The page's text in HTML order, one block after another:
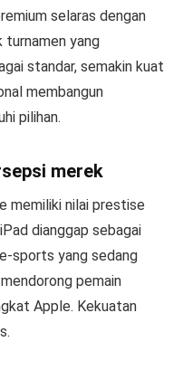
selaras dengan
turnamen yang
standar, semakin kuat
membangun
pilihan.
merek
memiliki nilai prestise
dianggap sebagai
sports yang sedang
pemain
Apple. Kekuatan